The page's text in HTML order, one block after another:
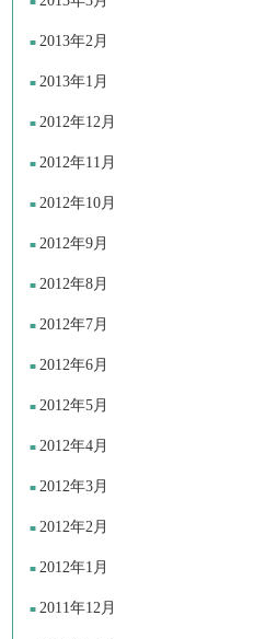
2013年2月
2013年1月
2012年12月
2012年11月
2012年10月
2012年9月
2012年8月
2012年7月
2012年6月
2012年5月
2012年4月
2012年3月
2012年2月
2012年1月
2011年12月